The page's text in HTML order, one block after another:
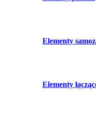
Elementy
Elementy